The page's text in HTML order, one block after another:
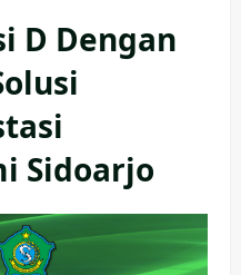
D Dengan
Sidoarjo